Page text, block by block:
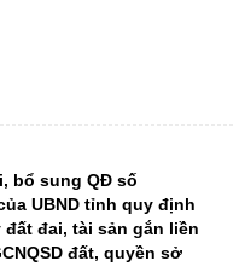
bổ sung QĐ số
UBND tỉnh quy định
đai, tài sản gắn liền
đất, quyền sở